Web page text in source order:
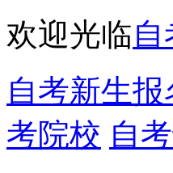
欢迎光临自
自考新生报
考院校 自